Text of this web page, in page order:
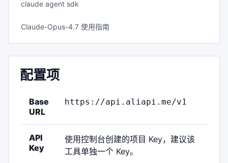
claude agent sdk
Claude-Opus-4.7 使用指南
配置项
Base
URL
https://api.aliapi.me/v1
API
Key
使用控制台创建的项目 Key，建议该
工具单独一个 Key。